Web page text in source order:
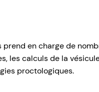
prend en charge de
les calculs de la
proctologiques.